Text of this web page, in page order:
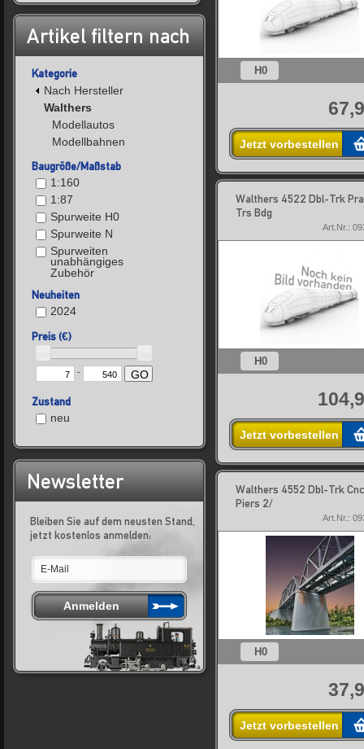
Artikel filtern nach
Kategorie
Nach Hersteller
Walthers
Modellautos
Modellbahnen
Baugröße/Maßstab
1:160
1:87
Spurweite H0
Spurweite N
Spurweiten
unabhängiges
Zubehör
Neuheiten
2024
Preis (€)
- GO
Zustand
neu
Newsletter
Bleiben Sie auf dem neusten Stand,
jetzt kostenlos anmelden:
H0
Jetzt vorbestellen
Walthers 4522 Dbl-Trk
Trs Bdg
Art.Nr.:
H0
Jetzt vorbestellen
Walthers 4552 Dbl-Trk
Piers 2/
Art.Nr.:
H0
Jetzt vorbestellen